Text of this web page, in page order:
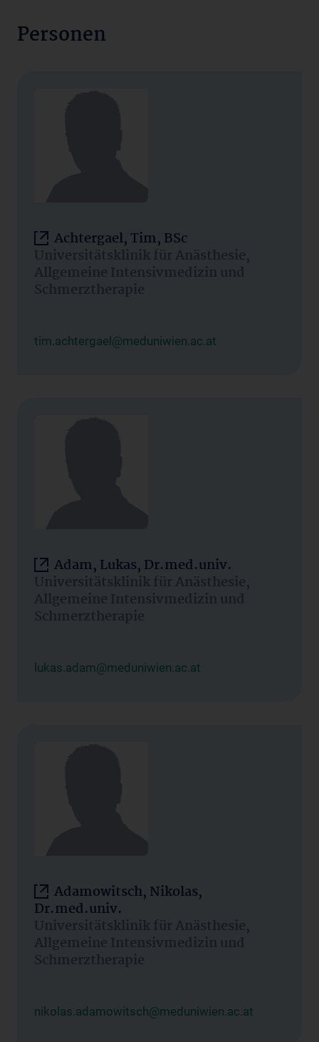
Personen
Achtergael, Tim, BSc
Universitätsklinik für Anästhesie,
Allgemeine Intensivmedizin und
Schmerztherapie
tim.achtergael@meduniwien.ac.at
Adam, Lukas, Dr.med.univ.
Universitätsklinik für Anästhesie,
Allgemeine Intensivmedizin und
Schmerztherapie
lukas.adam@meduniwien.ac.at
Adamowitsch, Nikolas,
Dr.med.univ.
Universitätsklinik für Anästhesie,
Allgemeine Intensivmedizin und
Schmerztherapie
nikolas.adamowitsch@meduniwien.ac.at